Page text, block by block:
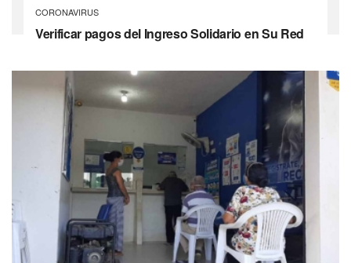
CORONAVIRUS
Verificar pagos del Ingreso Solidario en Su Red